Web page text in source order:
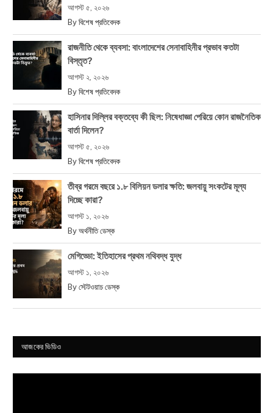
আগস্ট ৫, ২০২৬
By বিশেষ প্রতিবেদক
রাজনীতি থেকে ব্যবসা: বাংলাদেশের সেনাবাহিনীর প্রভাব কতটা
বিস্তৃত?
আগস্ট ২, ২০২৬
By বিশেষ প্রতিবেদক
হাসিনার দিল্লির বক্তব্যে কী ছিল: নিষেধাজ্ঞা পেরিয়ে কোন রাজনৈতিক
বার্তা দিলেন?
আগস্ট ৫, ২০২৬
By বিশেষ প্রতিবেদক
তীব্র গরমে বছরে ১.৮ বিলিয়ন ডলার ক্ষতি: জলবায়ু সংকটের মূল্য
দিচ্ছে কারা?
আগস্ট ১, ২০২৬
By অর্থনীতি ডেস্ক
মেগিড্ডো: ইতিহাসের প্রথম নথিবদ্ধ যুদ্ধ
আগস্ট ১, ২০২৬
By স্টেটওয়াচ ডেস্ক
আজকের ভিডিও